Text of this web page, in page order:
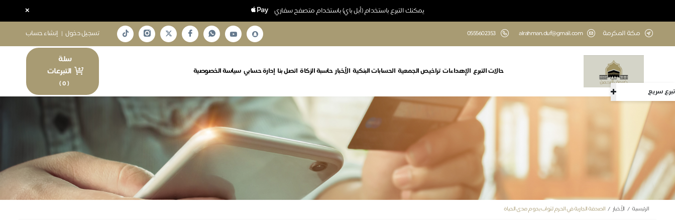
يمكنك التبرع باستخدام (أبل باي) باستخدام متصفح سفاري ×
تبرع سريع
مكة المكرمة alrahman.duf@gmail.com
‎0555602353 تسجيل دخول | إنشاء حساب
حالات التبرع الإهداءات تراخيص الجمعية الحسابات البنكية الأخبار حاسبة الزكاة اتصل بنا إدارة حسابي سياسة الخصوصية
سلة
التبرعات
(
0
)
الرئيسية الأخبار الصدقة الجارية في الحرم لثواب يدوم مدى الحياة